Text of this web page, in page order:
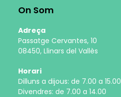
On Som
Adreça
Passatge Cervantes, 10
08450, Llinars del Vallès
Horari
Dilluns a dijous: de 7.00 a 15.00
Divendres: de 7.00 a 14.00